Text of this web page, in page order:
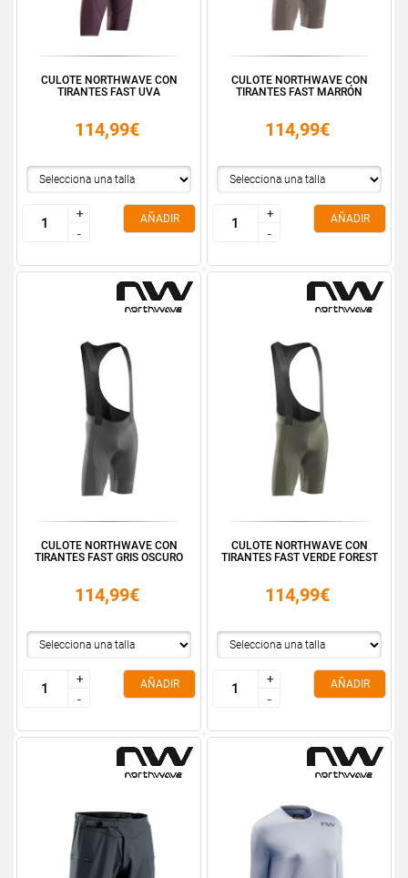
CULOTE NORTHWAVE CON
TIRANTES FAST UVA
114,99€
+
-
+
-
AÑADIR
CULOTE NORTHWAVE CON
TIRANTES FAST MARRÓN
114,99€
+
-
+
-
AÑADIR
CULOTE NORTHWAVE CON
TIRANTES FAST GRIS OSCURO
114,99€
+
-
+
-
AÑADIR
CULOTE NORTHWAVE CON
TIRANTES FAST VERDE FOREST
114,99€
+
-
+
-
AÑADIR